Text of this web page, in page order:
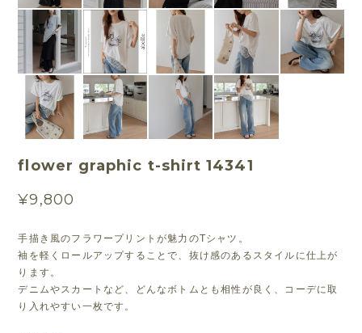
flower graphic t-shirt 14341
¥9,800
手描き風のフラワープリントが魅力のTシャツ。
袖を軽くロールアップすることで、抜け感のあるスタイルに仕上が
ります。
デニムやスカートなど、どんなボトムとも相性が良く、コーデに取
り入れやすい一枚です。